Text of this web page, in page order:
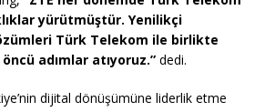
yürütmüştür. Yenilikçi
Türk Telekom ile birlikte
adımlar atıyoruz.” dedi.
dijital dönüşümüne liderlik etme